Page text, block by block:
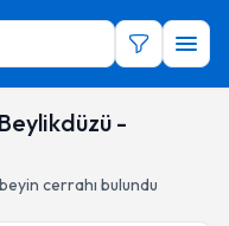
-
beyin cerrahı bulundu